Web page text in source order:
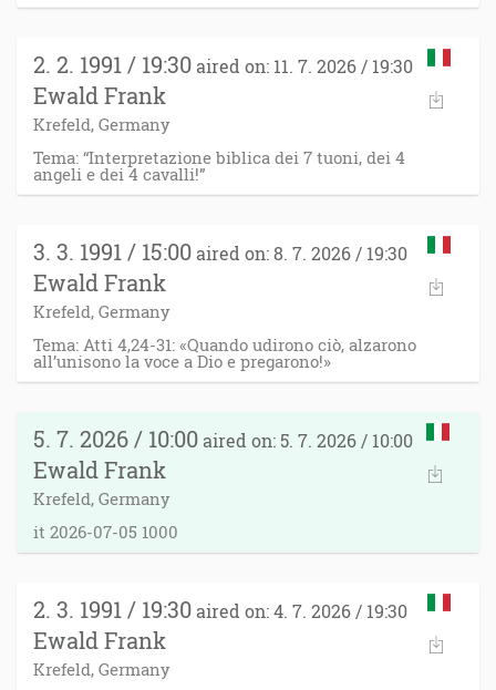
2. 2. 1991 / 19:30 aired on: 11. 7. 2026 / 19:30
Ewald Frank
Krefeld, Germany
Tema: “Interpretazione biblica dei 7 tuoni, dei 4
angeli e dei 4 cavalli!”
3. 3. 1991 / 15:00 aired on: 8. 7. 2026 / 19:30
Ewald Frank
Krefeld, Germany
Tema: Atti 4,24-31: «Quando udirono ciò, alzarono
all’unisono la voce a Dio e pregarono!»
5. 7. 2026 / 10:00 aired on: 5. 7. 2026 / 10:00
Ewald Frank
Krefeld, Germany
it 2026-07-05 1000
2. 3. 1991 / 19:30 aired on: 4. 7. 2026 / 19:30
Ewald Frank
Krefeld, Germany